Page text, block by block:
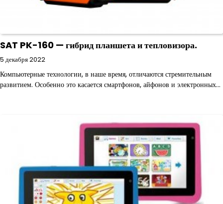
SAT PK-160 — гибрид планшета и тепловизора.
5 декабря 2022
Компьютерные технологии, в наше время, отличаются стремительным
развитием. Особенно это касается смартфонов, айфонов и электронных…